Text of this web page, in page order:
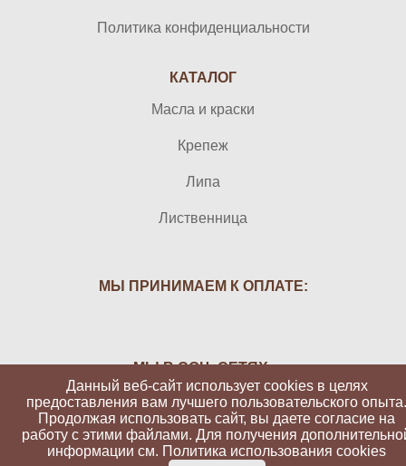
Политика конфиденциальности
КАТАЛОГ
Масла и краски
Крепеж
Липа
Лиственница
МЫ ПРИНИМАЕМ К ОПЛАТЕ:
МЫ В СОЦ. СЕТЯХ:
Вуд-Атолл 2026 | Все права защищены
Данный веб-сайт использует cookies в целях
предоставления вам лучшего пользовательского опыта.
Продолжая использовать сайт, вы даете согласие на
работу с этими файлами. Для получения
информации см. Политика использования cookies